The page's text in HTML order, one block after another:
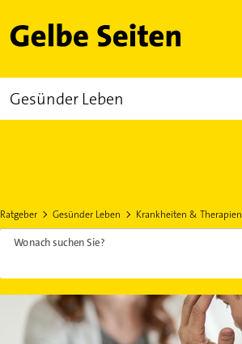
Gelbe Seiten
Gesünder Leben
Ratgeber Gesünder Leben Krankheiten & Therapien
Wonach suchen Sie?